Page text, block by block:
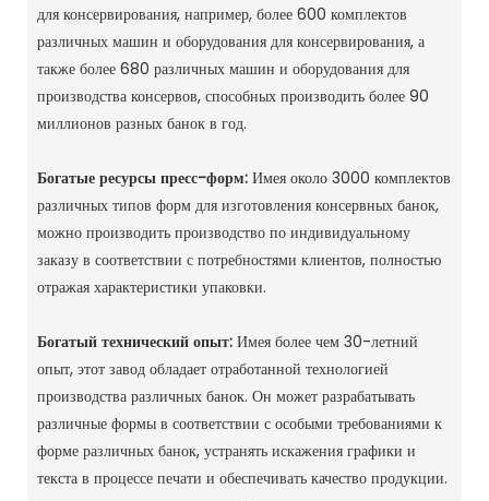
для консервирования, например, более 600 комплектов
различных машин и оборудования для консервирования, а
также более 680 различных машин и оборудования для
производства консервов, способных производить более 90
миллионов разных банок в год. ‌
Богатые ресурсы пресс-форм: Имея около 3000 комплектов
различных типов форм для изготовления консервных банок,
можно производить производство по индивидуальному
заказу в соответствии с потребностями клиентов, полностью
отражая характеристики упаковки. ‌
Богатый технический опыт: Имея более чем 30-летний
опыт, этот завод обладает отработанной технологией
производства различных банок. Он может разрабатывать
различные формы в соответствии с особыми требованиями к
форме различных банок, устранять искажения графики и
текста в процессе печати и обеспечивать качество продукции. ‌